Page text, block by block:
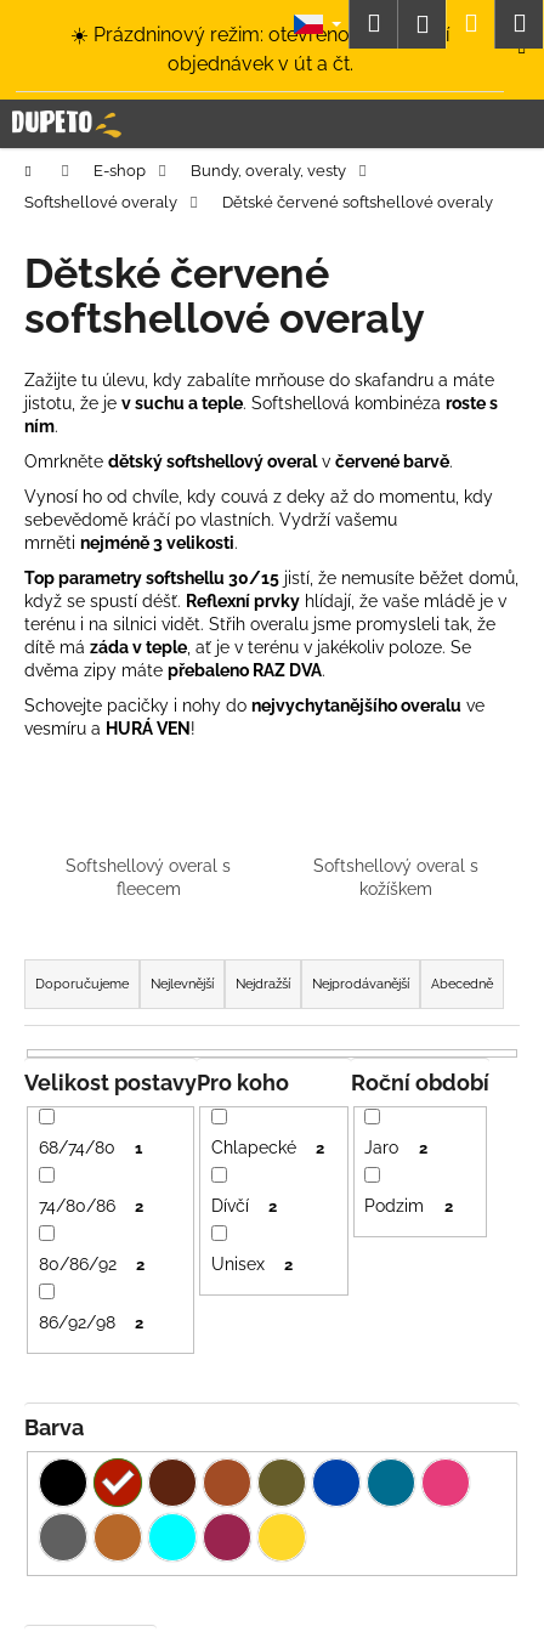
☀️ Prázdninový režim: otevřeno a odesílání
objednávek v út a čt.
HledatPřihlášení
Domů E-shop
Bundy, overaly, vesty
Softshellové overaly
Dětské červené softshellové overaly
Dětské červené
softshellové overaly
Zažijte tu úlevu, kdy zabalíte mrňouse do skafandru a máte
jistotu, že je v suchu a teple. Softshellová kombinéza roste s
ním.
Omrkněte dětský softshellový overal v červené barvě.
Vynosí ho od chvíle, kdy couvá z deky až do momentu, kdy
sebevědomě kráčí po vlastních. Vydrží vašemu
mrněti nejméně 3 velikosti.
Top parametry softshellu 30/15 jistí, že nemusíte běžet domů,
když se spustí déšť. Reflexní prvky hlídají, že vaše mládě je v
terénu i na silnici vidět. Střih overalu jsme promysleli tak, že
dítě má záda v teple , ať je v terénu v jakékoliv poloze. Se
dvěma zipy máte přebaleno RAZ DVA.
Schovejte pacičky i nohy do nejvychytanějšího overalu ve
vesmíru a HURÁ VEN !
Softshellový overal s
fleecem
Softshellový overal s
kožíškem
Ř
a
z
e
n
í
p
o
d
u
Doporučujeme Nejlevnější Nejdražší Nejprodávanější Abecedně
Barva
Pro koho
Chlapecké 2
Dívčí 2
Unisex 2
Roční období
Jaro 2
Podzim 2
Velikost postavy
68/74/80 1
74/80/86 2
80/86/92 2
86/92/98 2
í
k C
o
p
t
ř
e
u
j
e
t
e
n
a
j
í
t
?
o
p
o
u
č
m
LETNÍ
ČEPICE
30
MODRÁ
395
Kč